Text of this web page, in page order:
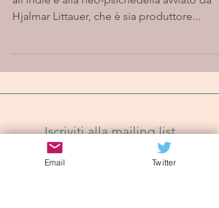
Hjalmar Littauer, che è sia produttore...
Iscriviti alla mailing list
Email Twitter